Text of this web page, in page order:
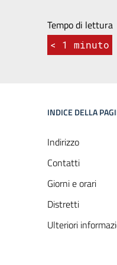
Tempo di lettura
< 1 minuto
INDICE DELLA
Indirizzo
Contatti
Giorni e orari
Distretti
Ulteriori